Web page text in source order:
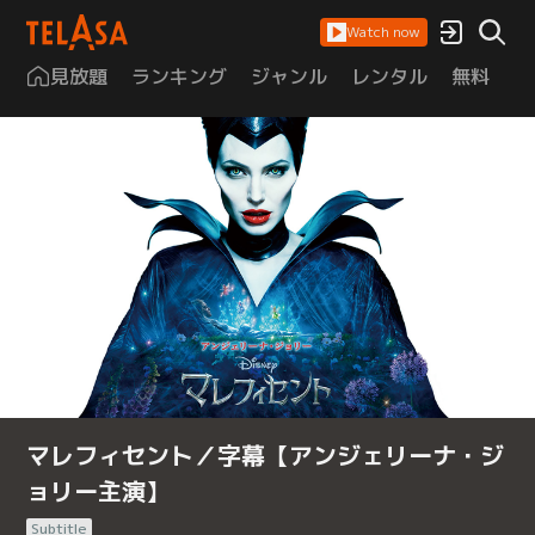
Watch now
見放題 ランキング ジャンル レンタル 無料
マレフィセント／字幕【アンジェリーナ・ジ
ョリー主演】
Subtitle